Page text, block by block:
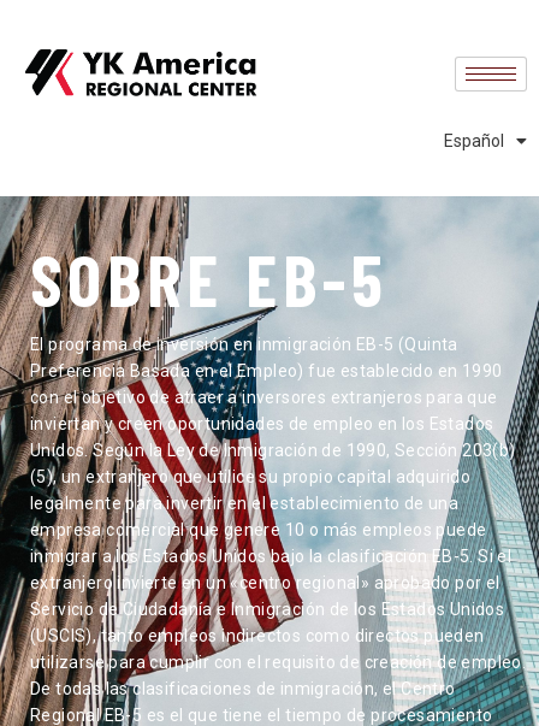
Español
English
中文 (中国)
Português
SOBRE EB-5
El programa de inversión en inmigración EB-5 (Quinta
Preferencia Basada en el Empleo) fue establecido en 1990
con el objetivo de atraer a inversores extranjeros para que
inviertan y creen oportunidades de empleo en los Estados
Unidos. Según la Ley de Inmigración de 1990, Sección 203(b)
(5), un extranjero que utilice su propio capital adquirido
legalmente para invertir en el establecimiento de una
empresa comercial que genere 10 o más empleos puede
inmigrar a los Estados Unidos bajo la clasificación EB-5. Si el
extranjero invierte en un «centro regional» aprobado por el
Servicio de Ciudadanía e Inmigración de los Estados Unidos
(USCIS), tanto empleos indirectos como directos pueden
utilizarse para cumplir con el requisito de creación de empleo.
De todas las clasificaciones de inmigración, el Centro
Regional EB-5 es el que tiene el tiempo de procesamiento